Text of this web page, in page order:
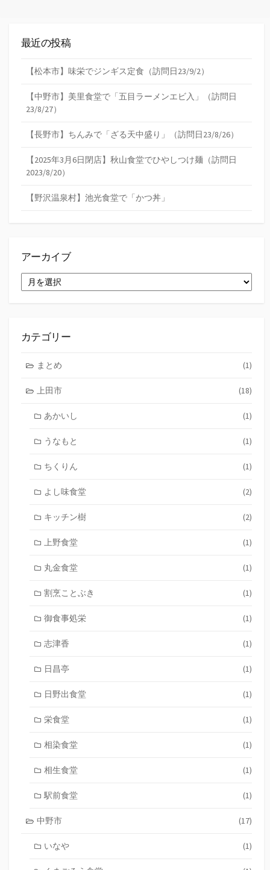
最近の投稿
【松本市】味栄でジンギス定食（訪問日23/9/2）
【中野市】美里食堂で「五目ラーメンエビ入」（訪問日
23/8/27）
【長野市】ちんみで「ざる天中盛り」（訪問日23/8/26）
【2025年3月6日閉店】秋山食堂でひやしつけ麺（訪問日
2023/8/20）
【野沢温泉村】池光食堂で「かつ丼」
アーカイブ
ー
カテゴリー
まとめ (1)
上田市 (18)
あかいし (1)
うなもと (1)
ちくりん (1)
よし味食堂 (2)
キッチン樹 (2)
上野食堂 (1)
丸金食堂 (1)
割烹ことぶき (1)
御食事処栄 (1)
志津香 (1)
日昌亭 (1)
日野出食堂 (1)
栄食堂 (1)
相染食堂 (1)
相生食堂 (1)
駅前食堂 (1)
中野市 (17)
いなや (1)